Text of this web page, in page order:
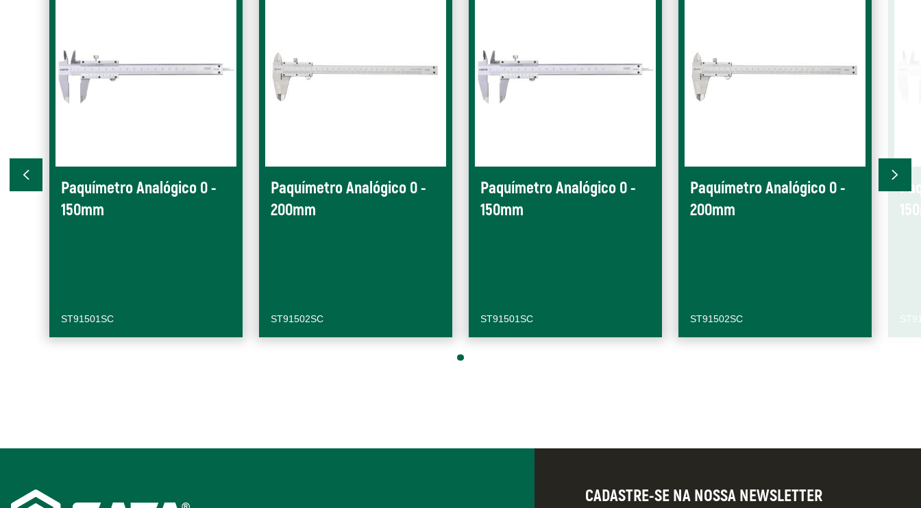
Paquímetro Analógico 0 -
150mm
ST91501SC
Paquímetro Analógico 0 -
200mm
ST91502SC
Paquímetro Analógico 0 -
150mm
ST91501SC
Paquímetro Analógico 0 -
200mm
ST91502SC
CADASTRE-SE NA NOSSA NEWSLETTER